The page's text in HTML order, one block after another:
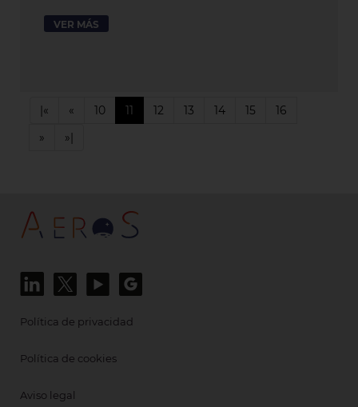
VER MÁS
|« « 10 11 12 13 14 15
16
»
»|
Política de privacidad
Política de cookies
Aviso legal